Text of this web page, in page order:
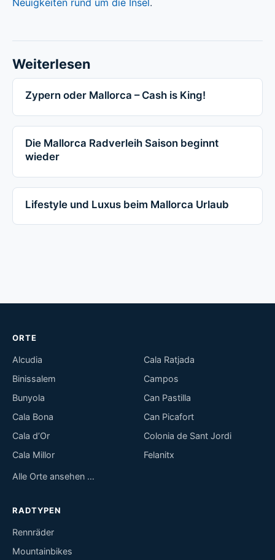
Weiterlesen
Zypern oder Mallorca – Cash is King!
Die Mallorca Radverleih Saison beginnt
wieder
Lifestyle und Luxus beim Mallorca Urlaub
ORTE
Alcudia
Binissalem
Bunyola
Cala Bona
Cala d’Or
Cala Millor
Cala Ratjada
Campos
Can Pastilla
Can Picafort
Colonia de Sant Jordi
Felanitx
Alle Orte ansehen …
RADTYPEN
Rennräder
Mountainbikes